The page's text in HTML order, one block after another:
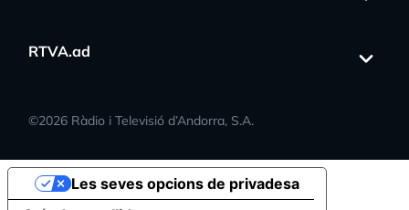
RTVA.ad
©2026 Ràdio i Televisió d’Andorra, S.A.
Les seves opcions de privadesa